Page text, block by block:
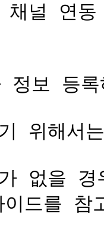
채널 연
보 등록
위해서
가 없을
드를 참